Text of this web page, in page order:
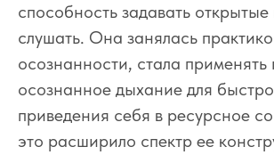
способность задавать
слушать. Она занялась
осознанности, стала применять
осознанное дыхание для
приведения себя в ресурсное
это расширило спектр ее